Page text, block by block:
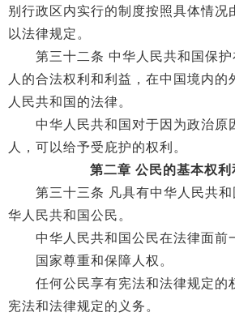
别行政区内实行的制度按照具体情况
以法律规定。
第三十二条 中华人民共和国保护
人的合法权利和利益，在中国境内的
人民共和国的法律。
中华人民共和国对于因为政治原
人，可以给予受庇护的权利。
第二章 公民的基本权利
第三十三条 凡具有中华人民共和
华人民共和国公民。
中华人民共和国公民在法律面前
国家尊重和保障人权。
任何公民享有宪法和法律规定的
宪法和法律规定的义务。